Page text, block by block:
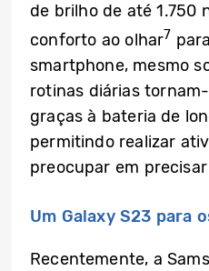
de brilho de até 1.750
conforto ao olhar7
smartphone, mesmo
rotinas diárias
graças à bateria de
permitindo realizar
preocupar em
Um Galaxy S23 para
Recentemente, a